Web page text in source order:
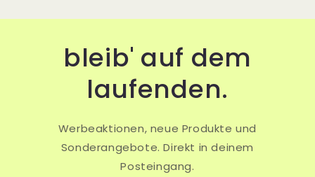
bleib' auf dem
laufenden.
Werbeaktionen, neue Produkte und
Sonderangebote. Direkt in deinem
Posteingang.